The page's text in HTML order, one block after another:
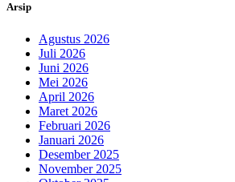
Arsip
Agustus 2026
Juli 2026
Juni 2026
Mei 2026
April 2026
Maret 2026
Februari 2026
Januari 2026
Desember 2025
November 2025